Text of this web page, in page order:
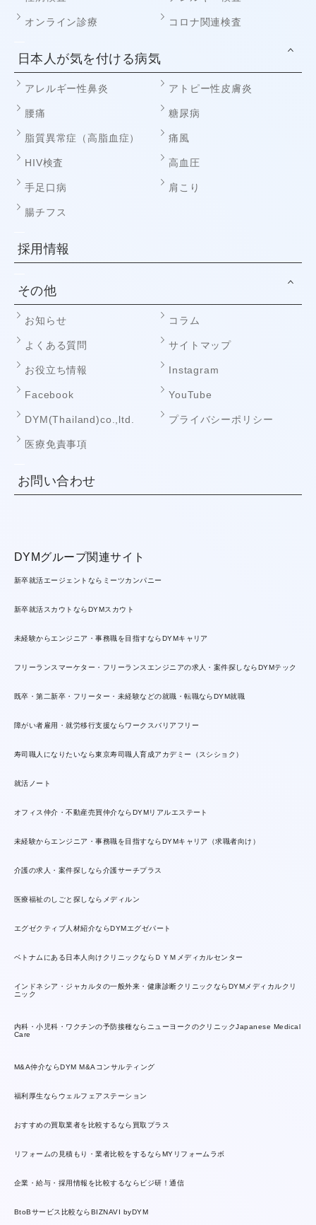
オンライン診療 コロナ関連検査
日本人が気を付ける病気
アレルギー性鼻炎 アトピー性皮膚炎
腰痛 糖尿病
脂質異常症（高脂血症） 痛風
HIV検査 高血圧
手足口病 肩こり
腸チフス
採用情報
その他
お知らせ コラム
よくある質問 サイトマップ
お役立ち情報 Instagram
Facebook YouTube
DYM(Thailand)co.,ltd. プライバシーポリシー
医療免責事項
お問い合わせ
DYMグループ関連サイト
新卒就活エージェントならミーツカンパニー
新卒就活スカウトならDYMスカウト
未経験からエンジニア・事務職を目指すならDYMキャリア
フリーランスマーケター・フリーランスエンジニアの求人・案件探しならDYMテック
既卒・第二新卒・フリーター・未経験などの就職・転職ならDYM就職
障がい者雇用・就労移行支援ならワークスバリアフリー
寿司職人になりたいなら東京寿司職人育成アカデミー（スシショク）
就活ノート
オフィス仲介・不動産売買仲介ならDYMリアルエステート
未経験からエンジニア・事務職を目指すならDYMキャリア（求職者向け）
介護の求人・案件探しなら介護サーチプラス
医療福祉のしごと探しならメディルン
エグゼクティブ人材紹介ならDYMエグゼパート
ベトナムにある日本人向けクリニックならＤＹＭメディカルセンター
インドネシア・ジャカルタの一般外来・健康診断クリニックならDYMメディカルクリ
ニック
内科・小児科・ワクチンの予防接種ならニューヨークのクリニックJapanese Medical
Care
M&A仲介ならDYM M&Aコンサルティング
福利厚生ならウェルフェアステーション
おすすめの買取業者を比較するなら買取プラス
リフォームの見積もり・業者比較をするならMYリフォームラボ
企業・給与・採用情報を比較するならビジ研！通信
BtoBサービス比較ならBIZNAVI byDYM